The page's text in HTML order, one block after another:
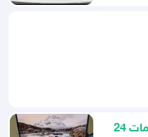
لاب توب لينوفو LOQ الجيل 13 رمات 24